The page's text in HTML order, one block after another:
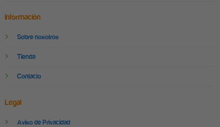
Información
Sobre nosotros
Tienda
Contacto
Legal
Aviso de Privacidad